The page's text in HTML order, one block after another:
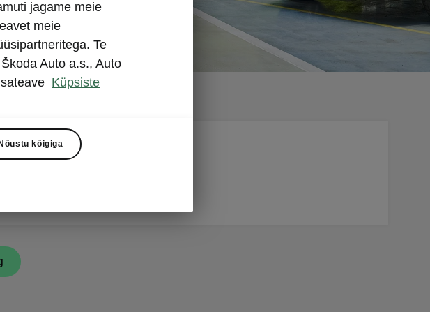
palun vajuta allolevasse
juures.
jagame meie
meie
Te
Auto a.s., Auto
Küpsiste
Nõustu kõigiga